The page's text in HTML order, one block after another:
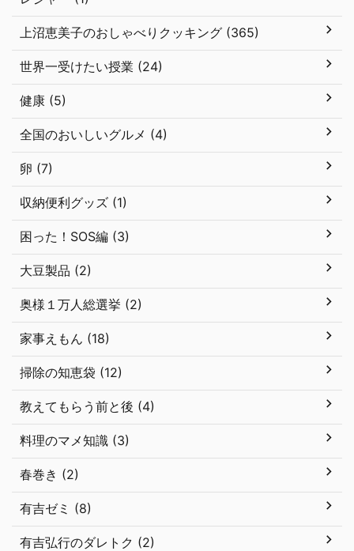
上沼恵美子のおしゃべりクッキング (365)
世界一受けたい授業 (24)
健康 (5)
全国のおいしいグルメ (4)
卵 (7)
収納便利グッズ (1)
困った！SOS編 (3)
大豆製品 (2)
奥様１万人総選挙 (2)
家事えもん (18)
掃除の知恵袋 (12)
教えてもらう前と後 (4)
料理のマメ知識 (3)
春巻き (2)
有吉ゼミ (8)
有吉弘行のダレトク (2)